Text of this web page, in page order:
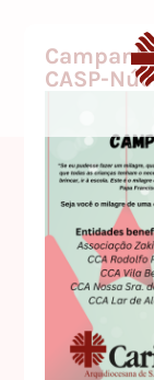
CASP-